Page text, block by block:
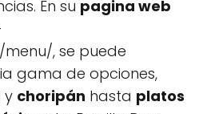
En su pagina web
, se puede
gama de opciones,
y choripán hasta platos